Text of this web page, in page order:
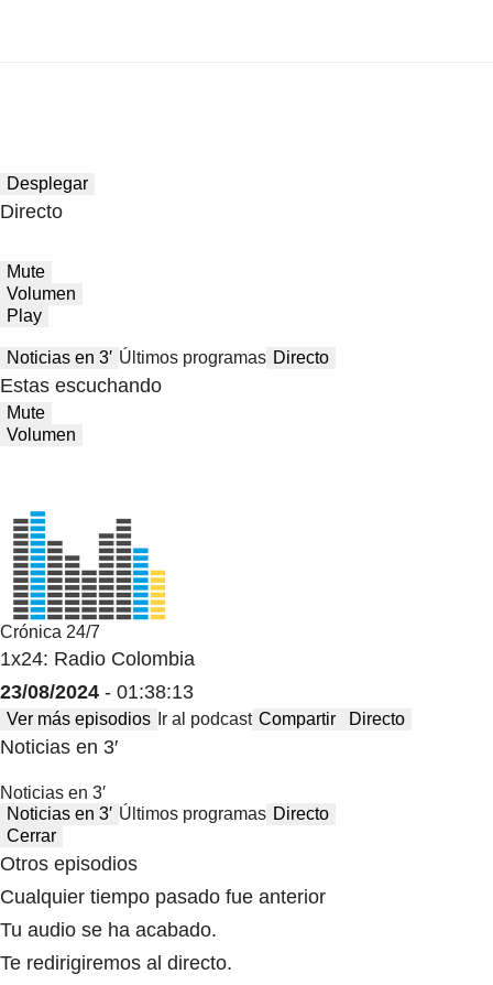
Desplegar
Directo
Mute
Volumen
Play
Noticias en 3′ Últimos programas Directo
Estas escuchando
Mute
Volumen
Crónica 24/7
1x24: Radio Colombia
23/08/2024 - 01:38:13
Ver más episodios Ir al podcast Compartir Directo
Noticias en 3′
Noticias en 3′
Noticias en 3′ Últimos programas Directo
Cerrar
Otros episodios
Cualquier tiempo pasado fue anterior
Tu audio se ha acabado.
Te redirigiremos al directo.